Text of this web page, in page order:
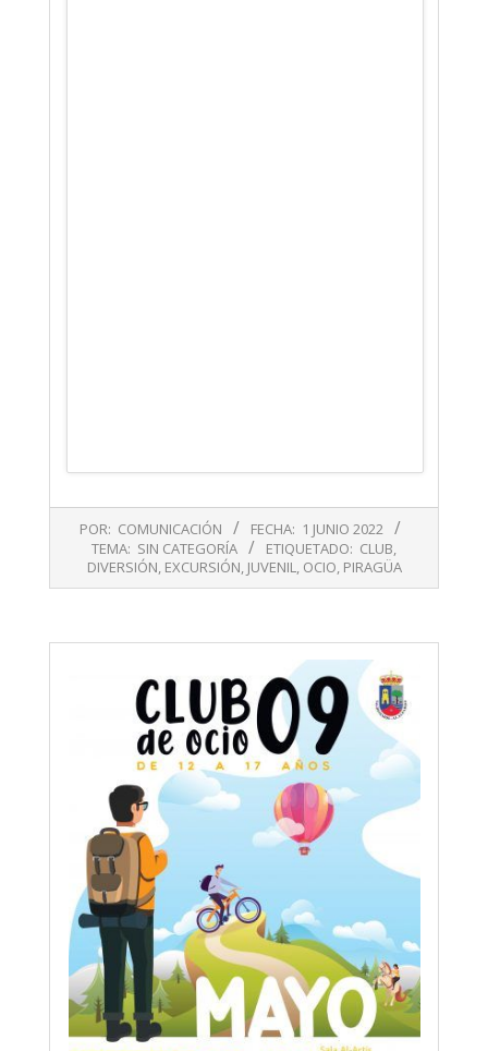
POR: COMUNICACIÓN FECHA: 1 JUNIO 2022
TEMA: SIN CATEGORÍA ETIQUETADO: CLUB,
DIVERSIÓN, EXCURSIÓN, JUVENIL, OCIO, PIRAGÜA